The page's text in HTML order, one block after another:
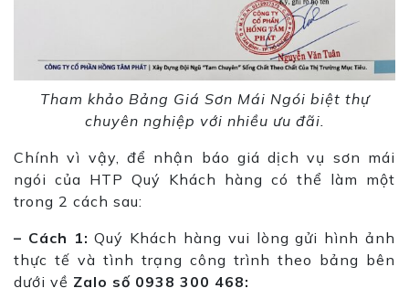
Tham khảo Bảng Giá Sơn Mái Ngói biệt thự
chuyên nghiệp với nhiều ưu đãi.
Chính vì vậy, để nhận báo giá dịch vụ sơn mái
ngói của HTP Quý Khách hàng có thể làm một
trong 2 cách sau:
– Cách 1:Quý Khách hàng vui lòng gửi hình ảnh
thực tế và tình trạng công trình theo bảng bên
dưới về Zalo số 0938 300 468: